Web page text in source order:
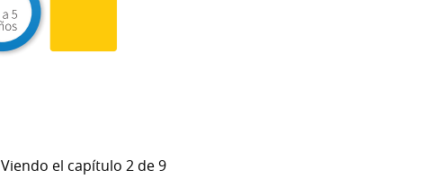
Viendo el capítulo 2 de 9